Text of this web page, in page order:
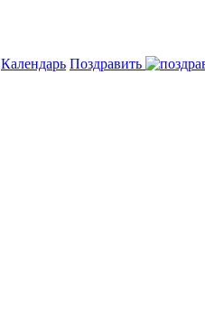
Календарь Поздравить